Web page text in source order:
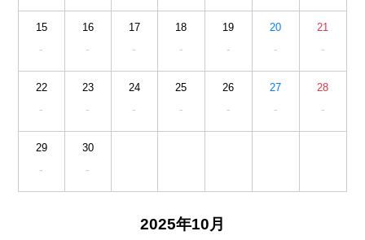
15
-
16
-
17
-
18
-
19
-
20
-
21
-
22
-
23
-
24
-
25
-
26
-
27
-
28
-
29
-
30
-
2025年10月